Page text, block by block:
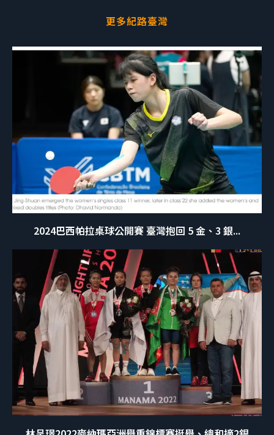
更多紀路臺灣
2024巴西帕拉桌球公開賽 臺灣抱回 5 金、3 銀...